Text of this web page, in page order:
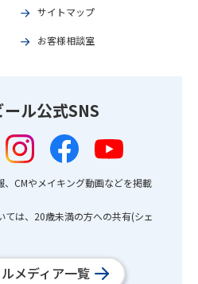
サイトマップ
お客様相談室
ル公式SNS
CMやメイキング動画などを掲載
は、20歳未満の方への共有(シェ
メディア一覧